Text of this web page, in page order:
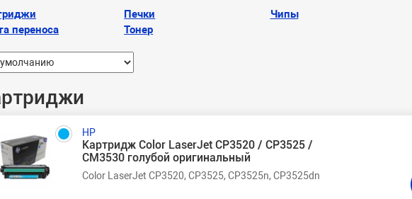
переноса
Печки
Тонер
Чипы
HP
Картридж Color LaserJet CP3520 / CP3525 /
CM3530 голубой оригинальный
Color LaserJet CP3520, CP3525, CP3525n, CP3525dn, CP3525x, CM3530,